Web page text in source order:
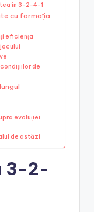
în 3-2-4-1
cu formația
eficiența
de
evoluției
de astăzi
3-2-